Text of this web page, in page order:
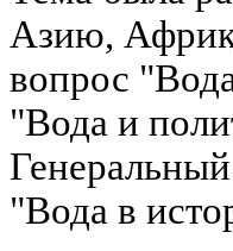
Азию,
вопрос
"Вода и
"Вода в